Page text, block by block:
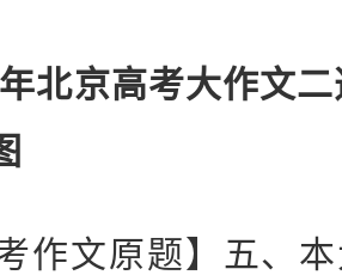
京高考大作文二
文原题】五、本